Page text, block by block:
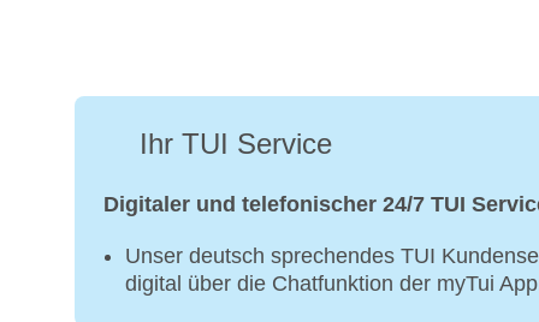
Ihr TUI Service
Digitaler und telefonischer 24/7 TUI
Unser deutsch sprechendes TUI
digital über die Chatfunktion der myTui